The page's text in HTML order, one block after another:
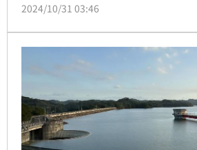
強陣風吹垮倒塌，所幸當時無人車經
行。記者莊淇鈞／新北報導
2024/10/31 03:46